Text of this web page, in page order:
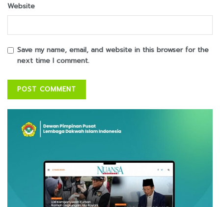
Website
Save my name, email, and website in this browser for the
next time I comment.